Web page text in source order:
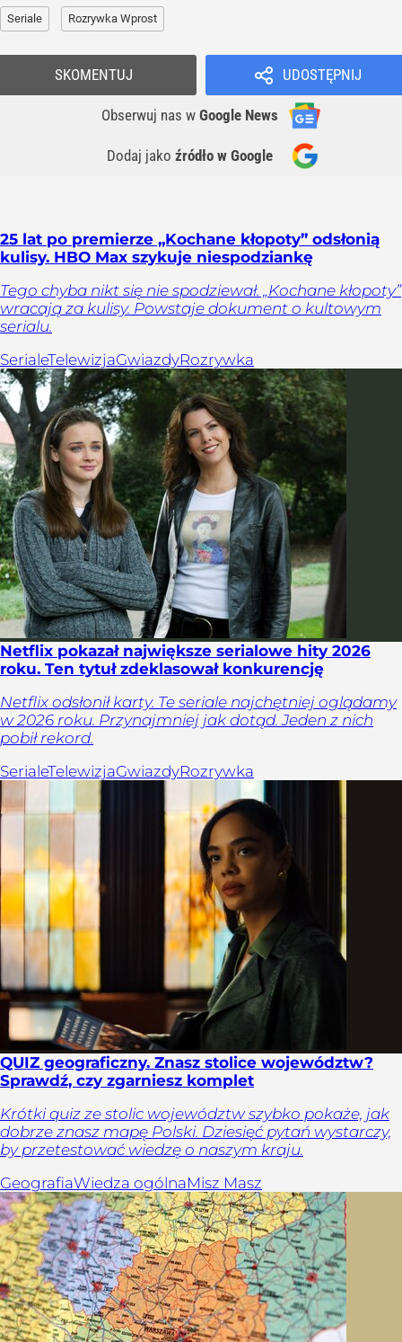
Seriale Rozrywka Wprost
UDOSTĘPNIJ
Obserwuj nas w Google News
Dodaj jako źródło w Google
SKOMENTUJ
25 lat po premierze „Kochane kłopoty” odsłonią
kulisy. HBO Max szykuje niespodziankę
Tego chyba nikt się nie spodziewał. „Kochane kłopoty”
wracają za kulisy. Powstaje dokument o kultowym
serialu.
SerialeTelewizjaGwiazdyRozrywka
Netflix pokazał największe serialowe hity 2026
roku. Ten tytuł zdeklasował konkurencję
Netflix odsłonił karty. Te seriale najchętniej oglądamy
w 2026 roku. Przynajmniej jak dotąd. Jeden z nich
pobił rekord.
SerialeTelewizjaGwiazdyRozrywka
QUIZ geograficzny. Znasz stolice województw?
Sprawdź, czy zgarniesz komplet
Krótki quiz ze stolic województw szybko pokaże, jak
dobrze znasz mapę Polski. Dziesięć pytań wystarczy,
by przetestować wiedzę o naszym kraju.
GeografiaWiedza ogólnaMisz Masz